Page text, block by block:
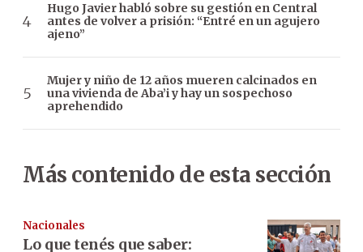
Hugo Javier habló sobre su gestión en Central
antes de volver a prisión: “Entré en un agujero
ajeno”
Mujer y niño de 12 años mueren calcinados en
una vivienda de Aba’i y hay un sospechoso
aprehendido
Más contenido de esta sección
Nacionales
Lo que tenés que saber: